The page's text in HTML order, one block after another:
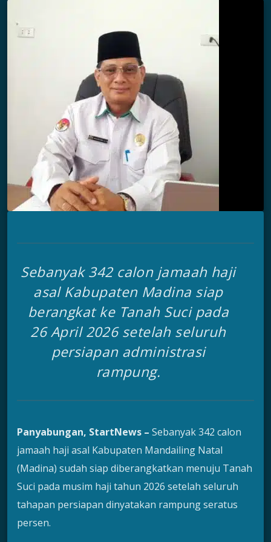
Sebanyak 342 calon jamaah haji
asal Kabupaten Madina siap
berangkat ke Tanah Suci pada
26 April 2026 setelah seluruh
persiapan administrasi
rampung.
Panyabungan, StartNews – Sebanyak 342 calon
jamaah haji asal Kabupaten Mandailing Natal
(Madina) sudah siap diberangkatkan menuju Tanah
Suci pada musim haji tahun 2026 setelah seluruh
tahapan persiapan dinyatakan rampung seratus
persen.